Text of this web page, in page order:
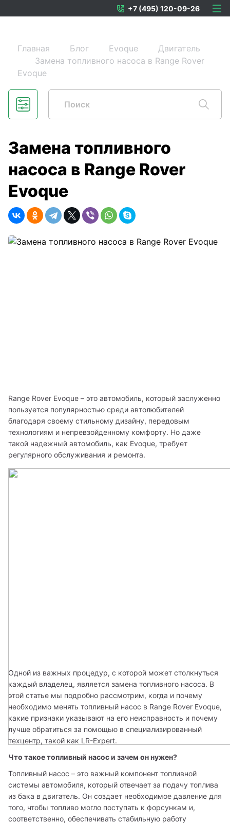
+7 (495) 120-09-26
Главная Блог Evoque
Двигатель
Замена топливного насоса в Range Rover
Evoque
Range Rover Evoque – это автомобиль, который заслуженно
пользуется популярностью среди автолюбителей
благодаря своему стильному дизайну, передовым
технологиям и непревзойденному комфорту. Но даже
такой надежный автомобиль, как Evoque, требует
регулярного обслуживания и ремонта.
Одной из важных процедур, с которой может столкнуться
каждый владелец, является замена топливного насоса. В
этой статье мы подробно рассмотрим, когда и почему
необходимо менять топливный насос в Range Rover Evoque,
какие признаки указывают на его неисправность и почему
лучше обратиться за помощью в специализированный
техцентр, такой как LR-Expert.
Что такое топливный насос и зачем он нужен?
Топливный насос – это важный компонент топливной
системы автомобиля, который отвечает за подачу топлива
из бака в двигатель. Он создает необходимое давление для
того, чтобы топливо могло поступать к форсункам и,
соответственно, обеспечивать стабильную работу